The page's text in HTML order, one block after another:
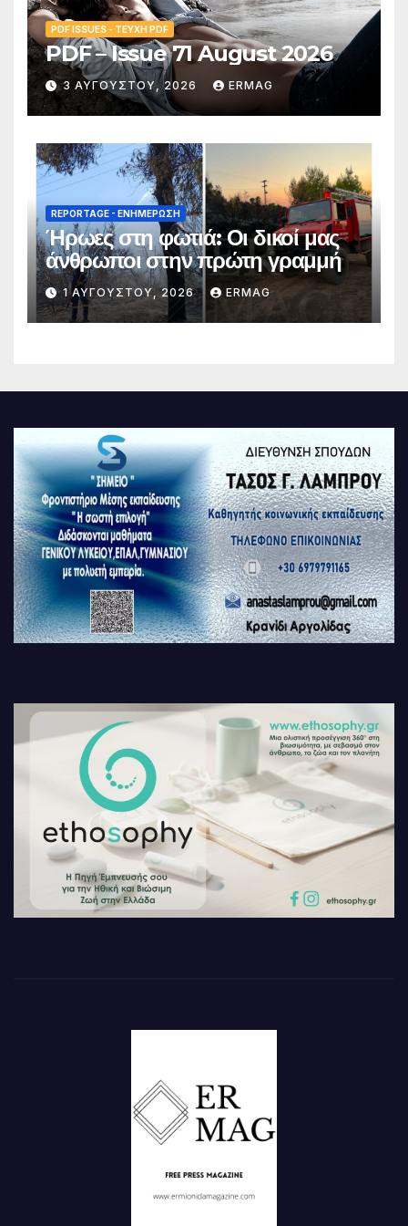
PDF ISSUES - ΤΕΎΧΗ PDF
PDF – Issue 71 August 2026
3 ΑΥΓΟΎΣΤΟΥ, 2026 ERMAG
REPORTAGE - EΝΗΜΈΡΩΣΗ
Ήρωες στη φωτιά: Οι δικοί μας
άνθρωποι στην πρώτη γραμμή
1 ΑΥΓΟΎΣΤΟΥ, 2026 ERMAG